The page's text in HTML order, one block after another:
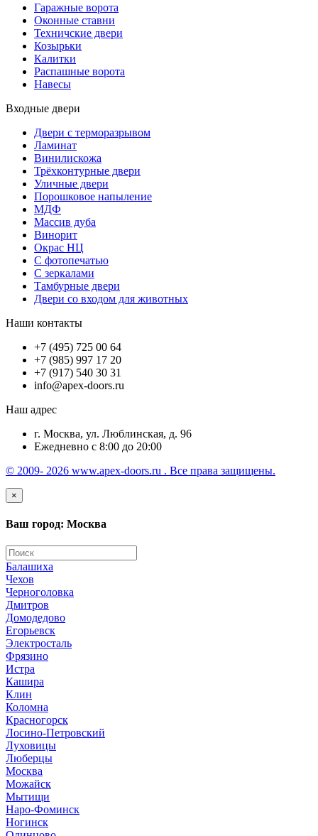
Гаражные ворота
Оконные ставни
Техничские двери
Козырьки
Калитки
Распашные ворота
Навесы
Входные двери
Двери с терморазрывом
Ламинат
Винилискожа
Трёхконтурные двери
Уличные двери
Порошковое напыление
МДФ
Массив дуба
Винорит
Окрас НЦ
С фотопечатью
С зеркалами
Тамбурные двери
Двери со входом для животных
Наши контакты
+7 (495) 725 00 64
+7 (985) 997 17 20
+7 (917) 540 30 31
info@apex-doors.ru
Наш адрес
г. Москва, ул. Люблинская, д. 96
Ежедневно с 8:00 до 20:00
© 2009- 2026 www.apex-doors.ru . Все права защищены.
×
Ваш город: Москва
Балашиха
Чехов
Черноголовка
Дмитров
Домодедово
Егорьевск
Электросталь
Фрязино
Истра
Кашира
Клин
Коломна
Красногорск
Лосино-Петровский
Луховицы
Люберцы
Москва
Можайск
Мытищи
Наро-Фоминск
Ногинск